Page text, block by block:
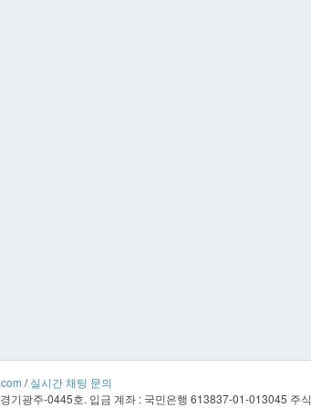
/실시간 채팅 문의
기광주-0445호. 입금 계좌 : 국민은행 613837-01-013045 주